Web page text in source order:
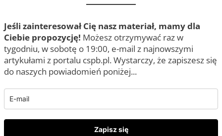
Jeśli zainteresował Cię nasz materiał, mamy dla
Ciebie propozycję! Możesz otrzymywać raz w
tygodniu, w sobotę o 19:00, e-mail z najnowszymi
artykułami z portalu cspb.pl. Wystarczy, że zapiszesz się
do naszych powiadomień poniżej...
Zapisz się